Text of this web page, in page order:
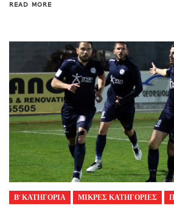
READ MORE
Β’ ΚΑΤΗΓΟΡΙΑ ΜΙΚΡΕΣ ΚΑΤΗΓΟΡΙΕΣ